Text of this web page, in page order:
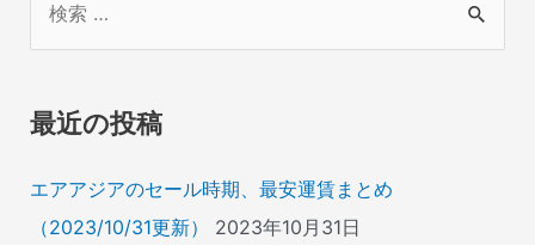
象
最近の投稿
エアアジアのセール時期、最安運賃まとめ
（2023/10/31更新）
2023年10月31日